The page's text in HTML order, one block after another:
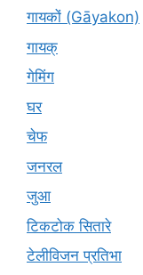
गायकों (Gāyakon)
गायक्
गेमिंग
घर
चेफ
जनरल
जुआ
टिकटोक सितारे
टेलीविजन प्रतिभा